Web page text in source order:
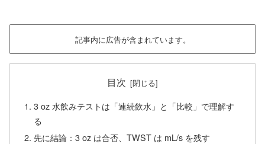
記事内に広告が含まれています。
目次
3 oz 水飲みテストは「連続飲水」と「比較」で理解す
る
先に結論：3 oz は合否、TWST は mL/s を残す